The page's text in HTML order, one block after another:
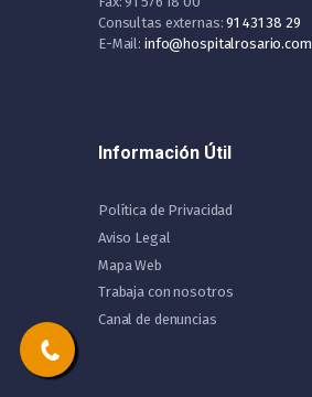
Consultas externas:91 431 38 29
E-Mail: info@hospitalrosario.com
Información Útil
Política de Privacidad
Aviso Legal
Mapa Web
Trabaja con nosotros
Canal de denuncias